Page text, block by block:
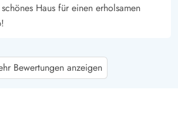
Haus für einen erholsamen
5 von 5
5 out of 5
Bewertungen anzeigen